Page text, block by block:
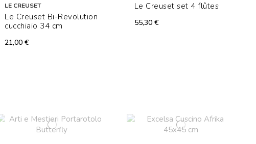
LE CREUSET
Le Creuset Bi-Revolution
cucchiaio 34 cm
21,00 €
Le Creuset set 4 flûtes
55,30 €